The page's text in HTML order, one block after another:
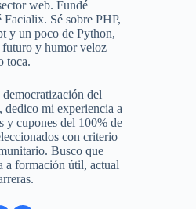
web. Fundé
Sé sobre PHP,
y un poco de Python,
y humor veloz
toca.
del
dedico mi experiencia a
y cupones del 100% de
con criterio
Busco que
a formación útil, actual